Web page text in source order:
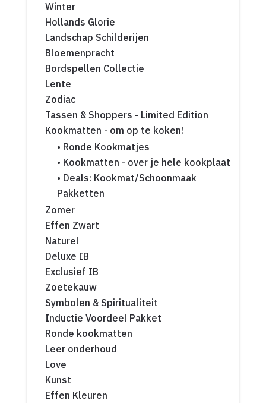
Winter
Hollands Glorie
Landschap Schilderijen
Bloemenpracht
Bordspellen Collectie
Lente
Zodiac
Tassen & Shoppers - Limited Edition
Kookmatten - om op te koken!
• Ronde Kookmatjes
• Kookmatten - over je hele kookplaat
• Deals: Kookmat/Schoonmaak
Pakketten
Zomer
Effen Zwart
Naturel
Deluxe IB
Exclusief IB
Zoetekauw
Symbolen & Spiritualiteit
Inductie Voordeel Pakket
Ronde kookmatten
Leer onderhoud
Love
Kunst
Effen Kleuren